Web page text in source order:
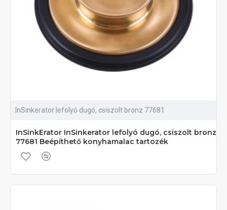
InSinkerator lefolyó dugó, csiszolt bronz 77681
InSinkErator InSinkerator lefolyó dugó, csiszolt bronz
77681 Beépíthető konyhamalac tartozék